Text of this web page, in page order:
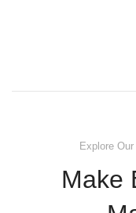
Explore
Make